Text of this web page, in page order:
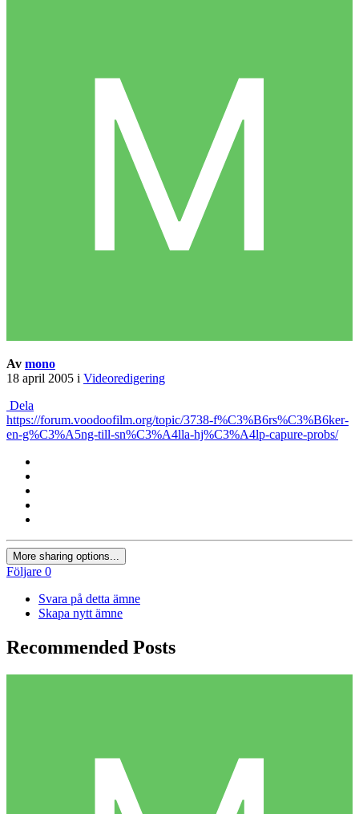
Av mono
18 april 2005 i Videoredigering
Dela
https://forum.voodoofilm.org/topic/3738-f%C3%B6rs%C3%B6ker-
en-g%C3%A5ng-till-sn%C3%A4lla-hj%C3%A4lp-capure-probs/
More sharing options...
Följare 0
Svara på detta ämne
Skapa nytt ämne
Recommended Posts